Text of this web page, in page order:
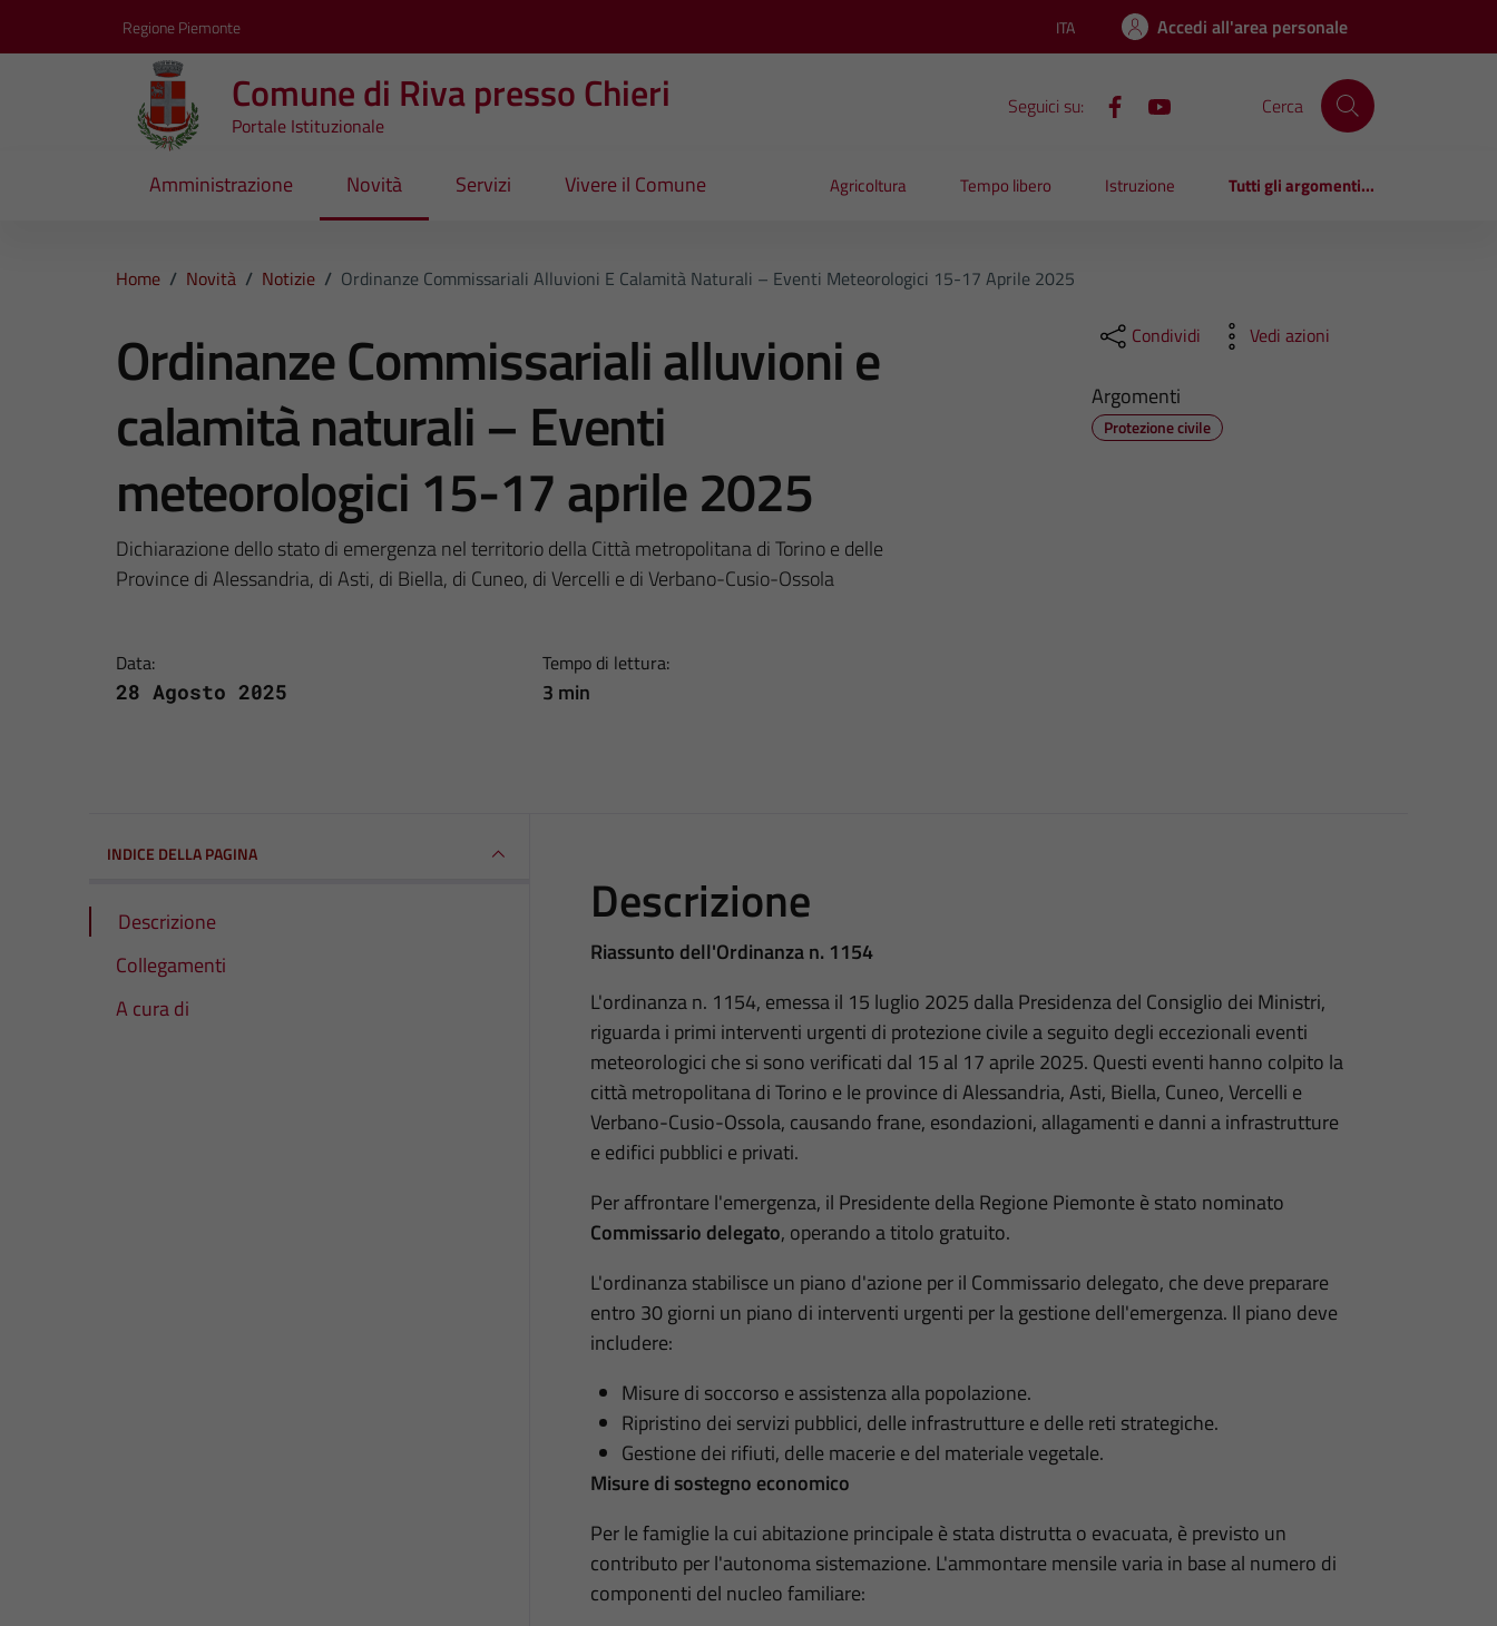
Regione Piemonte Lingua attiva:
ITA Accedi all'area personale
Comune di Riva presso Chieri
Portale Istituzionale
Seguici su: Cerca
Amministrazione Novità Servizi Vivere il Comune Agricoltura Tempo libero Istruzione Tutti gli argomenti...
Home / Novità / Notizie / Ordinanze Commissariali Alluvioni E Calamità Naturali – Eventi Meteorologici 15-17 Aprile 2025
Ordinanze Commissariali alluvioni e
calamità naturali – Eventi
meteorologici 15-17 aprile 2025
Dichiarazione dello stato di emergenza nel territorio della Città metropolitana di Torino e delle
Province di Alessandria, di Asti, di Biella, di Cuneo, di Vercelli e di Verbano-Cusio-Ossola
Data:
28 Agosto 2025
Tempo di lettura:
3 min
Condividi Vedi azioni
Argomenti
Protezione civile
INDICE DELLA PAGINA
Descrizione
Collegamenti
A cura di
Descrizione
Riassunto dell'Ordinanza n. 1154
L'ordinanza n. 1154, emessa il 15 luglio 2025 dalla Presidenza del Consiglio dei Ministri,
riguarda i primi interventi urgenti di protezione civile a seguito degli eccezionali eventi
meteorologici che si sono verificati dal 15 al 17 aprile 2025. Questi eventi hanno colpito la
città metropolitana di Torino e le province di Alessandria, Asti, Biella, Cuneo, Vercelli e
Verbano-Cusio-Ossola, causando frane, esondazioni, allagamenti e danni a infrastrutture
e edifici pubblici e privati.
Per affrontare l'emergenza, il Presidente della Regione Piemonte è stato nominato
Commissario delegato, operando a titolo gratuito.
L'ordinanza stabilisce un piano d'azione per il Commissario delegato, che deve preparare
entro 30 giorni un piano di interventi urgenti per la gestione dell'emergenza. Il piano deve
includere:
Misure di soccorso e assistenza alla popolazione.
Ripristino dei servizi pubblici, delle infrastrutture e delle reti strategiche.
Gestione dei rifiuti, delle macerie e del materiale vegetale.
Misure di sostegno economico
Per le famiglie la cui abitazione principale è stata distrutta o evacuata, è previsto un
contributo per l'autonoma sistemazione. L'ammontare mensile varia in base al numero di
componenti del nucleo familiare: